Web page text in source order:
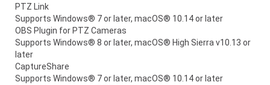
PTZ Link
Supports Windows® 7 or later, macOS® 10.14 or later
OBS Plugin for PTZ Cameras
Supports Windows® 8 or later, macOS® High Sierra v10.13 or
later
CaptureShare
Supports Windows® 7 or later, macOS® 10.14 or later